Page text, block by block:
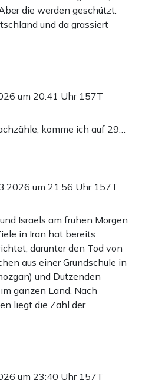
– unter Chamenei und
gewannen diese
kontrollieren die
Teil der Wirtschaft im
Macht. Mit ihnen
auch ein System von
wieder zu Protesten im Volk
wird eine Blutspur
und Mittleren Osten, aber
zieht. Unter seiner Herrschaft
immer wieder blutigst
Proteste unter dem Motto
die mit systematischer
gegen protestierende
schließlich das massenhafte
2025 und 2026 –
Iraner starben unter den
denen Chamenei den
brutales Vorgehen, das
die werden geschützt.
und da grassiert
um 20:41 Uhr 157T
komme ich auf 29…
um 21:56 Uhr 157T
Israels am frühen Morgen
in Iran hat bereits
darunter den Tod von
aus einer Grundschule in
und Dutzenden
ganzen Land. Nach
liegt die Zahl der
um 23:40 Uhr 157T